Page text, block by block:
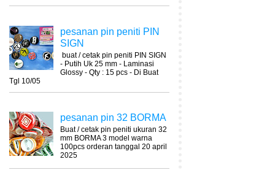
pesanan pin peniti PIN
SIGN
buat / cetak pin peniti PIN SIGN
- Putih Uk 25 mm - Laminasi
Glossy - Qty : 15 pcs - Di Buat
Tgl 10/05
pesanan pin 32 BORMA
Buat / cetak pin peniti ukuran 32
mm BORMA 3 model warna
100pcs orderan tanggal 20 april
2025